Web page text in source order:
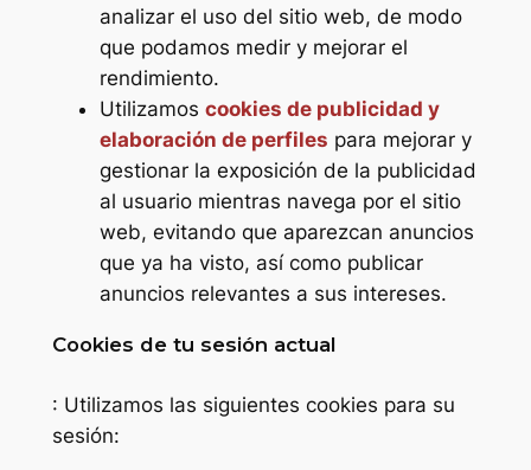
analizar el uso del sitio web, de modo
que podamos medir y mejorar el
rendimiento.
Utilizamos cookies de publicidad y
elaboración de perfiles para mejorar y
gestionar la exposición de la publicidad
al usuario mientras navega por el sitio
web, evitando que aparezcan anuncios
que ya ha visto, así como publicar
anuncios relevantes a sus intereses.
Cookies de tu sesión actual
: Utilizamos las siguientes cookies para su
sesión: